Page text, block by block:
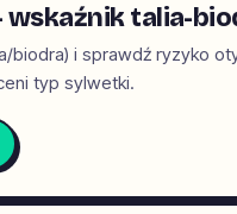
wskaźnik talia-
biodra) i sprawdź ryzyko
typ sylwetki.